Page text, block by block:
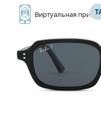
Виртуальная